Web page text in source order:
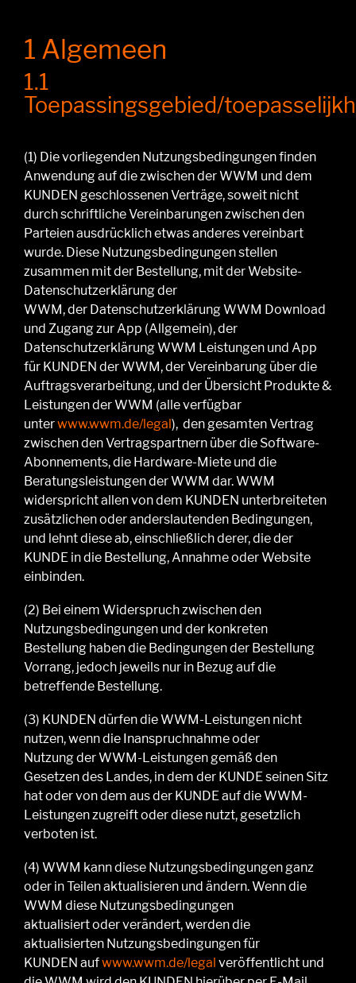
1 Algemeen
1.1
Toepassingsgebied/
(1) Die vorliegenden Nutzungsbedingungen finden
Anwendung auf die zwischen der WWM und dem
KUNDEN geschlossenen Verträge, soweit nicht
durch schriftliche Vereinbarungen zwischen den
Parteien ausdrücklich etwas anderes vereinbart
wurde. Diese Nutzungsbedingungen stellen
zusammen mit der Bestellung, mit derWebsite-
Datenschutzerklärungder
WWM,der Datenschutzerklärung WWM Download
und Zugang zur App (Allgemein),der
Datenschutzerklärung WWM Leistungen und App
für KUNDEN der WWM,der Vereinbarung über die
Auftragsverarbeitung, und der Übersicht Produkte &
Leistungen der WWM (alleverfügbar
unterwww.wwm.de/legal), den gesamten Vertrag
zwischen den Vertragspartnern über die Software-
Abonnements, die Hardware-Miete und die
Beratungsleistungen der WWM dar. WWM
widerspricht allen von dem KUNDEN unterbreiteten
zusätzlichen oder anderslautenden Bedingungen,
und lehnt diese ab, einschließlich derer, die der
KUNDE in die Bestellung, Annahme oder Website
einbinden.
(2) Bei einem Widerspruch zwischen den
Nutzungsbedingungen und der konkreten
Bestellung haben die Bedingungen der Bestellung
Vorrang, jedoch jeweils nur in Bezug auf die
betreffende Bestellung.
(3) KUNDEN dürfendieWWM-Leistungen nicht
nutzen, wenn die Inanspruchnahme oder
NutzungderWWM-Leistungengemäß den
Gesetzen des Landes, in dem der KUNDEseinen Sitz
hat oder von dem aus der KUNDEauf die WWM-
Leistungenzugreift oder diese nutzt, gesetzlich
verboten ist.
(4) WWM kann diese Nutzungsbedingungen ganz
oder in Teilen aktualisieren und ändern. Wenndie
WWM diese Nutzungsbedingungen
aktualisiertoderverändert,werden die
aktualisierten Nutzungsbedingungen für
KUNDEN aufwww.wwm.de/legal veröffentlicht und